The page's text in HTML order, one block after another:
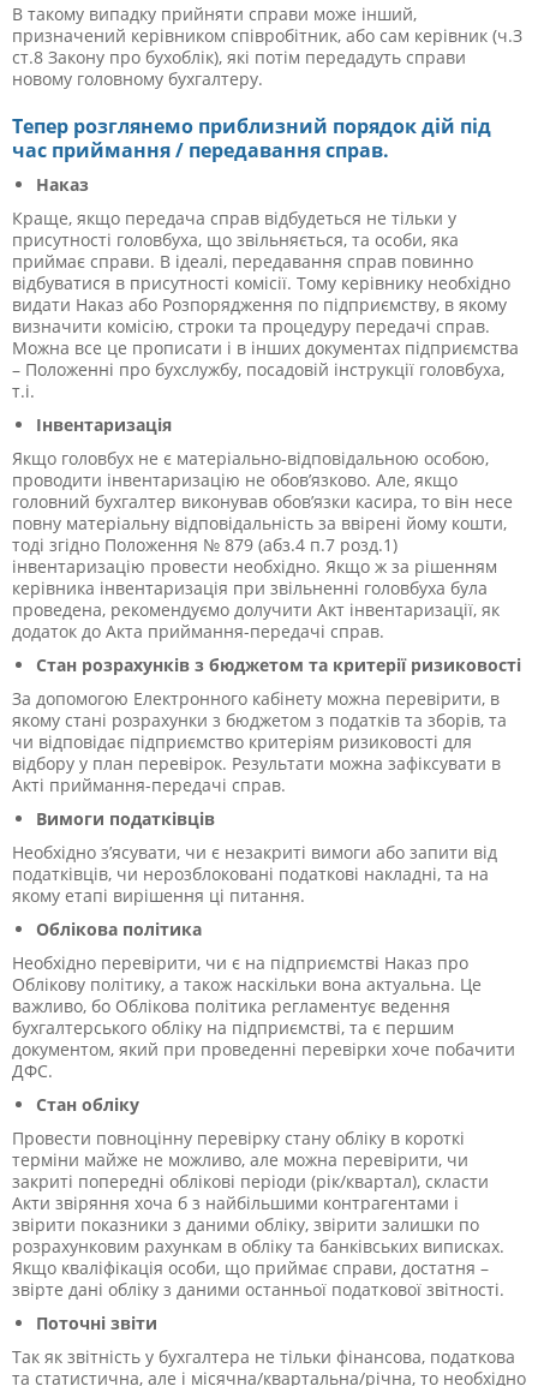
В такому випадку прийняти справи може інший,
призначений керівником співробітник, або сам керівник (ч.З
cт.8 Закону про бухоблік), які потім передадуть справи
новому головному бухгалтеру.
Тепер розглянемо приблизний порядок дій під
час приймання / передавання справ.
Наказ
Краще, якщо передача справ відбудеться не тільки у
присутності головбуха, що звільняється, та особи, яка
приймає справи. В ідеалі, передавання справ повинно
відбуватися в присутності комісії. Тому керівнику необхідно
видати Наказ або Розпорядження по підприємству, в якому
визначити комісію, строки та процедуру передачі справ.
Можна все це прописати і в інших документах підприємства
– Положенні про бухслужбу, посадовій інструкції головбуха,
т.і.
Інвентаризація
Якщо головбух не є матеріально-відповідальною особою,
проводити інвентаризацію не обов’язково. Але, якщо
головний бухгалтер виконував обов’язки касира, то він несе
повну матеріальну відповідальність за ввірені йому кошти,
тоді згідно Положення № 879 (абз.4 п.7 розд.1)
інвентаризацію провести необхідно. Якщо ж за рішенням
керівника інвентаризація при звільненні головбуха була
проведена, рекомендуємо долучити Акт інвентаризації, як
додаток до Акта приймання-передачі справ.
Стан розрахунків з бюджетом та критерії ризиковості
За допомогою Електронного кабінету можна перевірити, в
якому стані розрахунки з бюджетом з податків та зборів, та
чи відповідає підприємство критеріям ризиковості для
відбору у план перевірок. Результати можна зафіксувати в
Акті приймання-передачі справ.
Вимоги податківців
Необхідно з’ясувати, чи є незакриті вимоги або запити від
податківців, чи нерозблоковані податкові накладні, та на
якому етапі вирішення ці питання.
Облікова політика
Необхідно перевірити, чи є на підприємстві Наказ про
Облікову політику, а також наскільки вона актуальна. Це
важливо, бо Облікова політика регламентує ведення
бухгалтерського обліку на підприємстві, та є першим
документом, який при проведенні перевірки хоче побачити
ДФС.
Стан обліку
Провести повноцінну перевірку стану обліку в короткі
терміни майже не можливо, але можна перевірити, чи
закриті попередні облікові періоди (рік/квартал), скласти
Акти звіряння хоча б з найбільшими контрагентами і
звірити показники з даними обліку, звірити залишки по
розрахунковим рахункам в обліку та банківських виписках.
Якщо кваліфікація особи, що приймає справи, достатня –
звірте дані обліку з даними останньої податкової звітності.
Поточні звіти
Так як звітність у бухгалтера не тільки фінансова, податкова
та статистична, але і місячна/квартальна/річна, то необхідно